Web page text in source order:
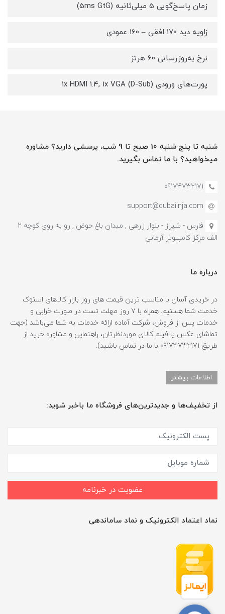
زمان پاسخ‌گویی 5 میلی‌ثانیه (5ms GtG)
زاویه دید 170 افقی – 160 عمودی
نرخ به‌روزرسانی 60 هرتز
پورت‌های ورودی 1x HDMI 1.4, 1x VGA (D-Sub)
شنبه تا پنج شنبه 10 صبح تا 9 شب، پرسشی دارید؟ مشاوره
میخواهید؟ با ما تماس بگیرید.
09174732171
support@dubaiinja.com
فارس - شیراز - بلوار زرهی , میدان باغ حوض , رو به روی کوچه 2
الف مرکز کامپیوتر آرمانی
درباره ما
در خریدی آسان با مناسب ترین قیمت های روز بازار کالاهای استوک
خدمت شما هستیم. همراه با 7 روز مهلت تست در صورت خرابی و
خدمات پس از فروش، شرکت آماده ارائه خدمات به شما می‌باشد (جهت
تماشای عکس یا فیلم کالای موردنظرتان، راهنمایی و مشاوره خرید از
طریق 09174732171 با ما در تماس باشید).
اطلاعات بیشتر
از تخفیف‌ها و جدیدترین‌های فروشگاه ما باخبر شوید:
عضویت در خبرنامه
نماد اعتماد الکترونیک و نماد ساماندهی